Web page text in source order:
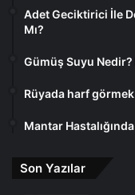
Adet Geciktirici İle
Mı?
Gümüş Suyu Nedir?
Rüyada harf
Mantar
Son Yazılar